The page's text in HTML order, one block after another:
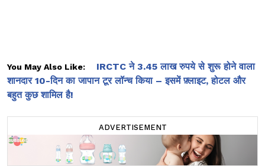
You May Also Like:
IRCTC ने 3.45 लाख रुपये से शुरू होने वाला
शानदार 10-दिन का जापान टूर लॉन्च किया – इसमें फ़्लाइट, होटल और
बहुत कुछ शामिल है!
ADVERTISEMENT